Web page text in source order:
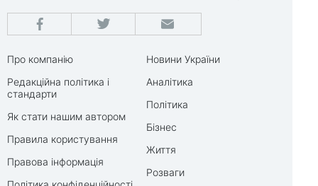
Про компанію
Редакційна політика і
стандарти
Як стати нашим автором
Правила користування
Правова інформація
Новини України
Аналітика
Політика
Бізнес
Життя
Розваги